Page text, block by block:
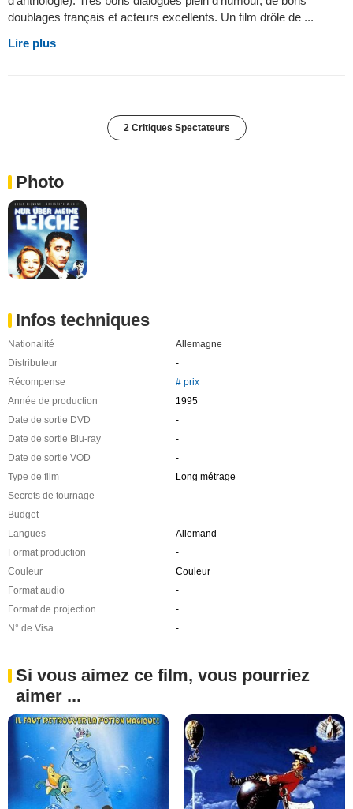
doublages français et acteurs excellents. Un film drôle de ...
Lire plus
2 Critiques Spectateurs
Photo
Infos techniques
Nationalité
Allemagne
Distributeur
-
Récompense
# prix
Année de production
1995
Date de sortie DVD
-
Date de sortie Blu-ray
-
Date de sortie VOD
-
Type de film
Long métrage
Secrets de tournage
-
Budget
-
Langues
Allemand
Format production
-
Couleur
Couleur
Format audio
-
Format de projection
-
N° de Visa
-
Si vous aimez ce film, vous pourriez
aimer ...